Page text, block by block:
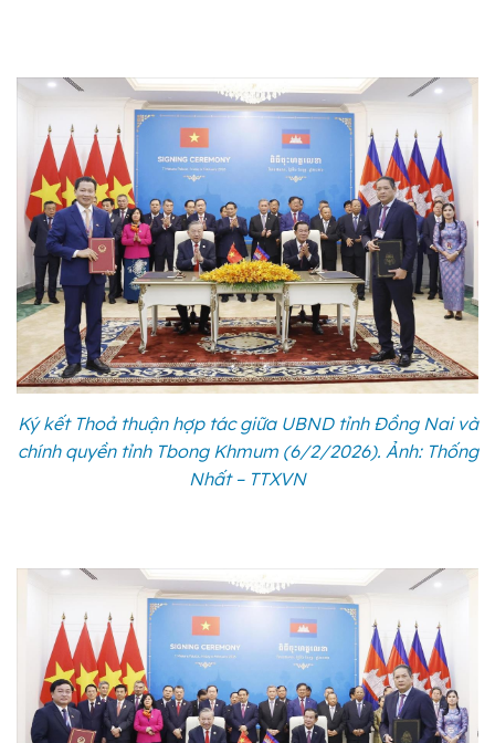
Ký kết Thoả thuận hợp tác giữa UBND tỉnh Đồng Nai và
chính quyền tỉnh Tbong Khmum (6/2/2026). Ảnh: Thống
Nhất – TTXVN